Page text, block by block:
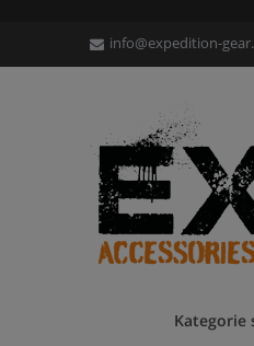
info@expedition-
Kategorie